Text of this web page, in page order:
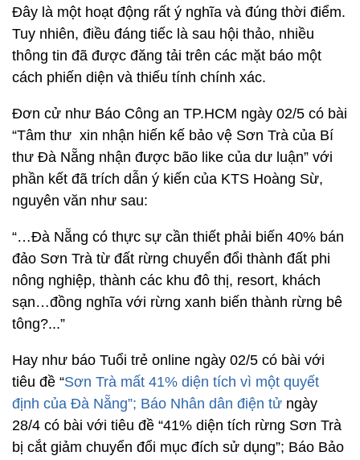
Đây là một hoạt động rất ý nghĩa và đúng thời điểm.
Tuy nhiên, điều đáng tiếc là sau hội thảo, nhiều
thông tin đã được đăng tải trên các mặt báo một
cách phiến diện và thiếu tính chính xác.
Đơn cử như Báo Công an TP.HCM ngày 02/5 có bài
“Tâm thư xin nhận hiến kế bảo vệ Sơn Trà của Bí
thư Đà Nẵng nhận được bão like của dư luận” với
phần kết đã trích dẫn ý kiến của KTS Hoàng Sừ,
nguyên văn như sau:
“…Đà Nẵng có thực sự cần thiết phải biến 40% bán
đảo Sơn Trà từ đất rừng chuyển đổi thành đất phi
nông nghiệp, thành các khu đô thị, resort, khách
sạn…đồng nghĩa với rừng xanh biến thành rừng bê
tông?...”
Hay như báo Tuổi trẻ online ngày 02/5 có bài với
tiêu đề “Sơn Trà mất 41% diện tích vì một quyết
định của Đà Nẵng”; Báo Nhân dân điện tử ngày
28/4 có bài với tiêu đề “41% diện tích rừng Sơn Trà
bị cắt giảm chuyển đổi mục đích sử dụng”; Báo Bảo